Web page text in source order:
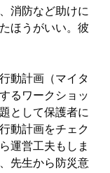
消防など助けに
ほうがいい。彼
動計画（マイタ
るワークショッ
として保護者に
動計画をチェク
運営工夫もしま
先生から防災意